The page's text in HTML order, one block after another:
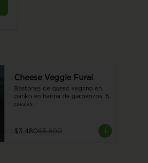
Cheese Veggie Furai
Bastones de queso vegano en
panko en harina de garbanzos. 5
piezas.
$3.480$5.800